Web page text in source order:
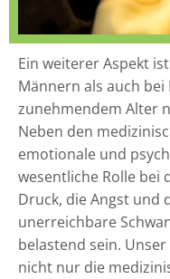
Ein weiterer Aspekt
Männern als auch
zunehmendem Alter
Neben den
emotionale und
wesentliche Rolle bei
Druck, die Angst und
unerreichbare
belastend sein.
nicht nur die